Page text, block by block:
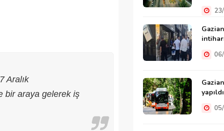
Aralık
bir araya gelerek iş
yapıldı